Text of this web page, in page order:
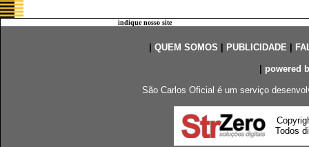
indique nosso site
QUEM SOMOS PUBLICIDADE|
powered
São Carlos Oficial é um serviço
Todos